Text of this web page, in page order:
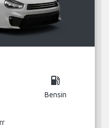
local_gas_station
Bensin